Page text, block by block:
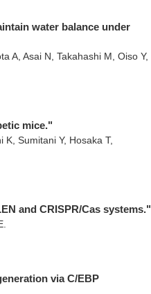
water balance under
A, Asai N, Takahashi M, Oiso Y,
mice."
Sumitani Y, Hosaka T,
and CRISPR/Cas systems."
via C/EBP